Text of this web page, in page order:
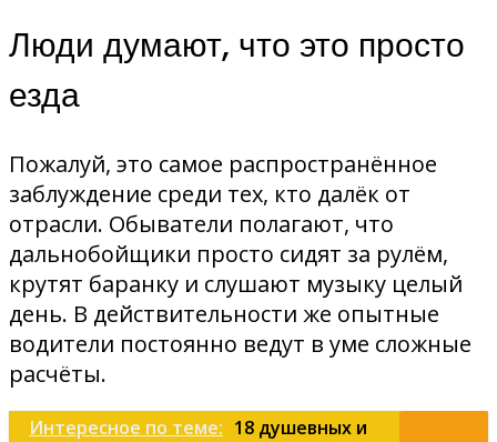
Люди думают, что это просто
езда
Пожалуй, это самое распространённое
заблуждение среди тех, кто далёк от
отрасли. Обыватели полагают, что
дальнобойщики просто сидят за рулём,
крутят баранку и слушают музыку целый
день. В действительности же опытные
водители постоянно ведут в уме сложные
расчёты.
Интересное по теме: 18 душевных и